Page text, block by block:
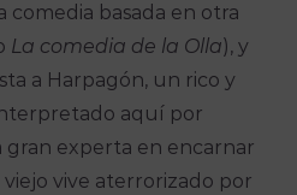
comedia basada en otra
La comedia de la Olla), y
a Harpagón, un rico y
aquí por
gran experta en encarnar
viejo vive aterrorizado por